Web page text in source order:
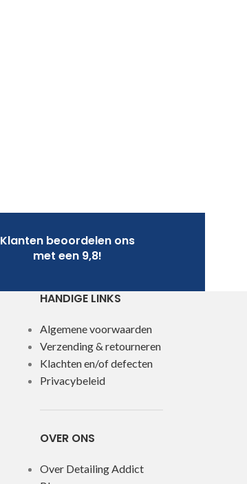
Klanten beoordelen ons
met een 9,8!
HANDIGE LINKS
Algemene voorwaarden
Verzending & retourneren
Klachten en/of defecten
Privacybeleid
OVER ONS
Over Detailing Addict